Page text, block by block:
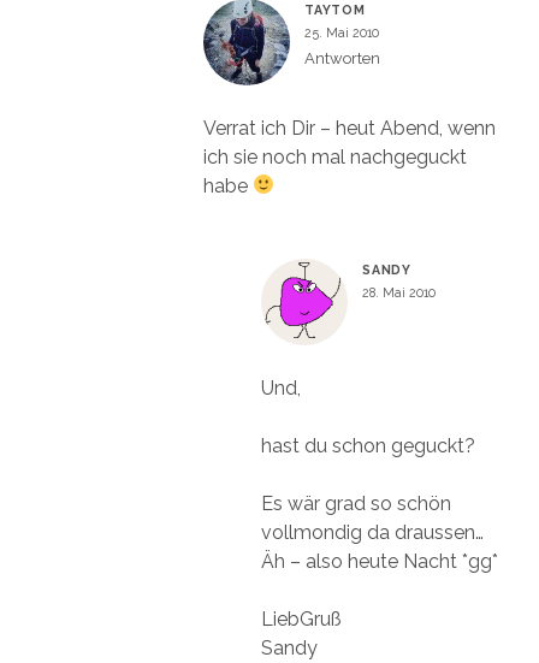
TAYTOM
25. Mai 2010
Antworten
Verrat ich Dir – heut Abend, wenn
ich sie noch mal nachgeguckt
habe
SANDY
28. Mai 2010
Und,
hast du schon geguckt?
Es wär grad so schön
vollmondig da draussen…
Äh – also heute Nacht *gg*
LiebGruß
Sandy